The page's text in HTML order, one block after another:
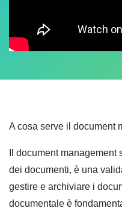
A cosa serve il document
Il document
dei documenti, è una
gestire e archiviare i
documentale è